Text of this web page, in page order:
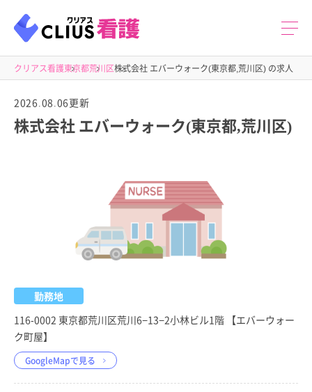
クリアス看護東京都荒川区株式会社 エバーウォーク(東京都,荒川区) の求人
2026.08.06更新
株式会社 エバーウォーク(東京都,荒川区)
勤務地
116-0002 東京都荒川区荒川6−13−2小林ビル1階 【エバーウォー
ク町屋】
GoogleMapで見る